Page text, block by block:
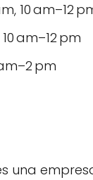
10 am–12
am–12 pm
pm
una